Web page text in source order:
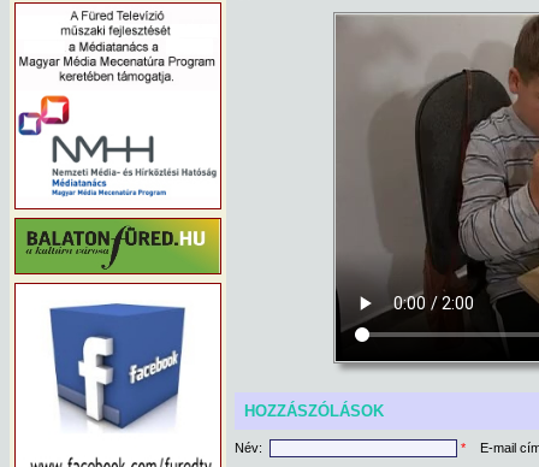
HOZZÁSZÓLÁSOK
Név: * E-mail